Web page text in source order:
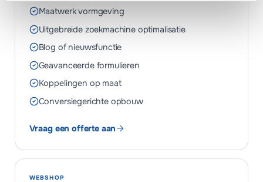
Maatwerk vormgeving
Uitgebreide zoekmachine optimalisatie
Blog of nieuwsfunctie
Geavanceerde formulieren
Koppelingen op maat
Conversiegerichte opbouw
Vraag een offerte aan
WEBSHOP